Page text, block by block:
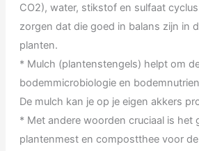
CO2), water, stikstof en sulfaat
zorgen dat die goed in balans zijn in
planten.
* Mulch (plantenstengels) helpt om
bodemmicrobiologie en
De mulch kan je op je eigen akkers
* Met andere woorden cruciaal is het
plantenmest en compostthee voor